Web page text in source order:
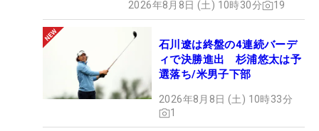
2026年8月8日 (土) 10時30分 19
石川遼は終盤の4連続バーデ
ィで決勝進出 杉浦悠太は予
選落ち/米男子下部
2026年8月8日 (土) 10時33分
1